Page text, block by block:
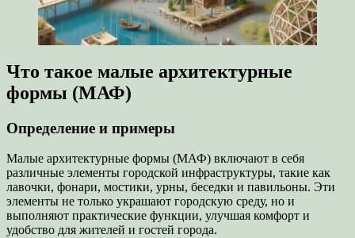
Что такое малые архитектурные
формы (МАФ)
Определение и примеры
Малые архитектурные формы (МАФ) включают в себя
различные элементы городской инфраструктуры, такие как
лавочки, фонари, мостики, урны, беседки и павильоны. Эти
элементы не только украшают городскую среду, но и
выполняют практические функции, улучшая комфорт и
удобство для жителей и гостей города.